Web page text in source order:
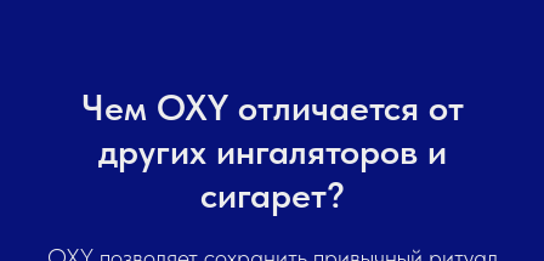
Чем OXY отличается от
других ингаляторов и
сигарет?